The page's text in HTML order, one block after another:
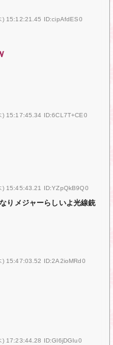
) 15:12:21.45 ID:cipAfdES0
) 15:17:45.34 ID:6CL7T+CE0
) 15:45:43.21 ID:YZpQkB9Q0
りメジャーらしいよ光線銃
) 15:47:03.52 ID:2A2ioMRd0
) 17:23:44.28 ID:Gl6jDGIu0